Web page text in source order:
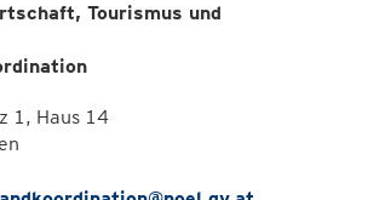
Tourismus und
1, Haus 14